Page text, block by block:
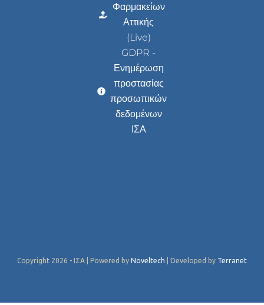
Φαρμακείων
Αττικής
(Live)
GDPR -
Ενημέρωση
προστασίας
προσωπικών
δεδομένων
ΙΣΑ
Copyright 2026 - ΙΣΑ | Powered by Noveltech | Developed by Terranet